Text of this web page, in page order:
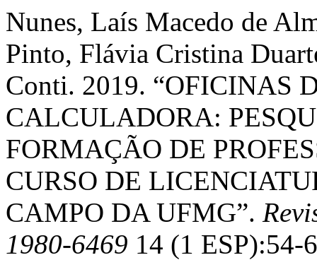
Nunes, Laís Macedo de
Pinto, Flávia Cristina
Conti. 2019. “OFICINAS
CALCULADORA:
FORMAÇÃO DE
CURSO DE
CAMPO DA UFMG”.
1980-6469 14 (1 ESP):54-